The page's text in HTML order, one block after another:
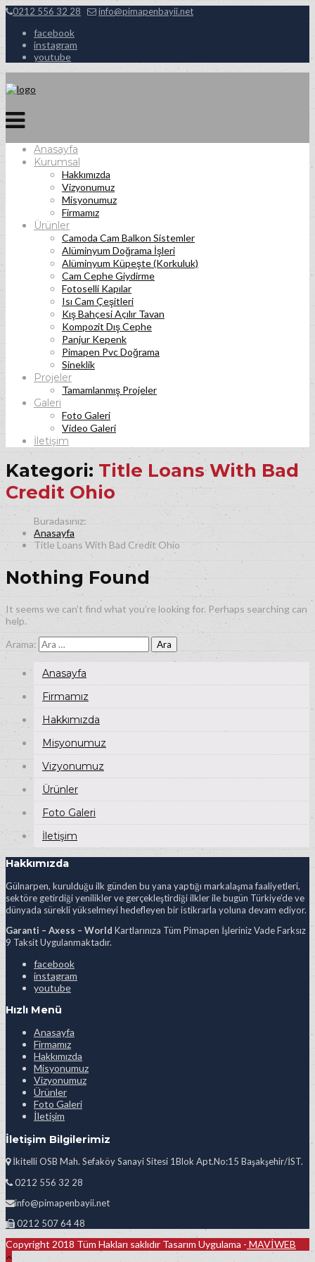
0212 556 32 28 info@pimapenbayii.net
facebook
instagram
youtube
Anasayfa
Kurumsal
Hakkımızda
Vizyonumuz
Misyonumuz
Firmamız
Ürünler
Camoda Cam Balkon Sistemler
Alüminyum Doğrama İşleri
Alüminyum Küpeşte (Korkuluk)
Cam Cephe Giydirme
Fotoselli Kapılar
Isı Cam Çeşitleri
Kış Bahçesi Açılır Tavan
Kompozit Dış Cephe
Panjur Kepenk
Pimapen Pvc Doğrama
Sineklik
Projeler
Tamamlanmış Projeler
Galeri
Foto Galeri
Video Galeri
İletişim
Kategori: Title Loans With Bad
Credit Ohio
Anasayfa
Title Loans With Bad Credit Ohio
Nothing Found
It seems we can’t find what you’re looking for. Perhaps searching can
help.
Arama:
Anasayfa
Firmamız
Hakkımızda
Misyonumuz
Vizyonumuz
Ürünler
Foto Galeri
İletişim
Hakkımızda
Gülnarpen, kurulduğu ilk günden bu yana yaptığı markalaşma faaliyetleri,
sektöre getirdiği yenilikler ve gerçekleştirdiği ilkler ile bugün Türkiye’de ve
dünyada sürekli yükselmeyi hedefleyen bir istikrarla yoluna devam ediyor.
Garanti – Axess – World Kartlarınıza Tüm Pimapen İşleriniz Vade Farksız
9 Taksit Uygulanmaktadır.
facebook
instagram
youtube
Hızlı Menü
Anasayfa
Firmamız
Hakkımızda
Misyonumuz
Vizyonumuz
Ürünler
Foto Galeri
İletişim
İletişim Bilgilerimiz
İkitelli OSB Mah. Sefaköy Sanayi Sitesi 1Blok Apt.No:15 Başakşehir/İST.
0212 556 32 28
info@pimapenbayii.net
0212 507 64 48
Copyright 2018 Tüm Hakları saklıdır Tasarım Uygulama - MAVİWEB